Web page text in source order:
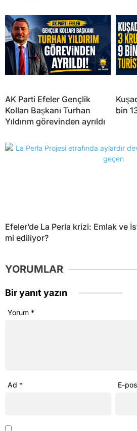
AK Parti Efeler Gençlik
Kolları Başkanı Turhan
Yıldırım görevinden ayrıldı
bin
Efeler’de La Perla krizi: Emlak ve
mi ediliyor?
YORUMLAR
Bir yanıt yazın
Yorum *
Ad * E-